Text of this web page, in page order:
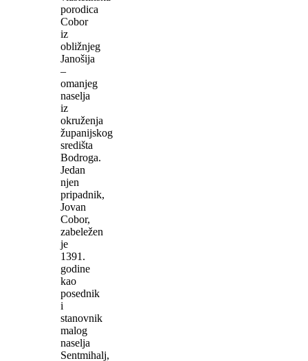
porodica
Cobor
iz
obližnjeg
Janošija
–
omanjeg
naselja
iz
okruženja
županijskog
središta
Bodroga.
Jedan
njen
pripadnik,
Jovan
Cobor,
zabeležen
je
1391.
godine
kao
posednik
i
stanovnik
malog
naselja
Sentmihalj,